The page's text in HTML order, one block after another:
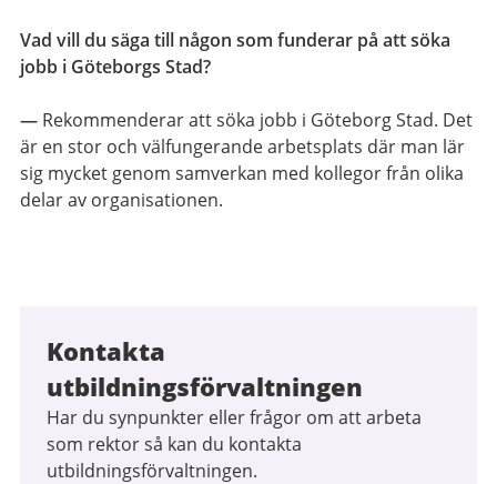
Vad vill du säga till någon som funderar på att söka
jobb i Göteborgs Stad?
— Rekommenderar att söka jobb i Göteborg Stad. Det
är en stor och välfungerande arbetsplats där man lär
sig mycket genom samverkan med kollegor från olika
delar av organisationen.
Kontakta
utbildningsförvaltningen
Har du synpunkter eller frågor om att arbeta
som rektor så kan du kontakta
utbildningsförvaltningen.